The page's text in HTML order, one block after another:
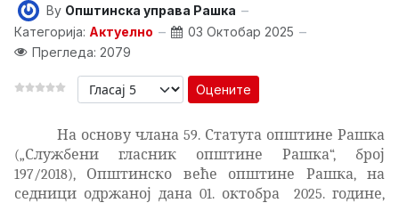
By Општинска управа Рашка
Категорија: Актуелно
03 Октобар 2025
Прегледа: 2079
Оцените
На основу члана 59. Статута општине Рашка
(„Службени гласник општине Рашка“, број
197/2018), Општинско веће општине Рашка, на
седници одржаној дана 01. октобра
2025. године,